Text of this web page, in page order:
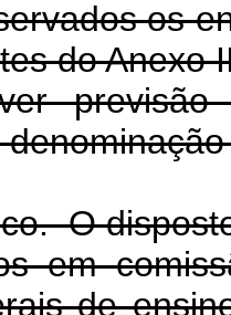
os
do Anexo
O
em
de